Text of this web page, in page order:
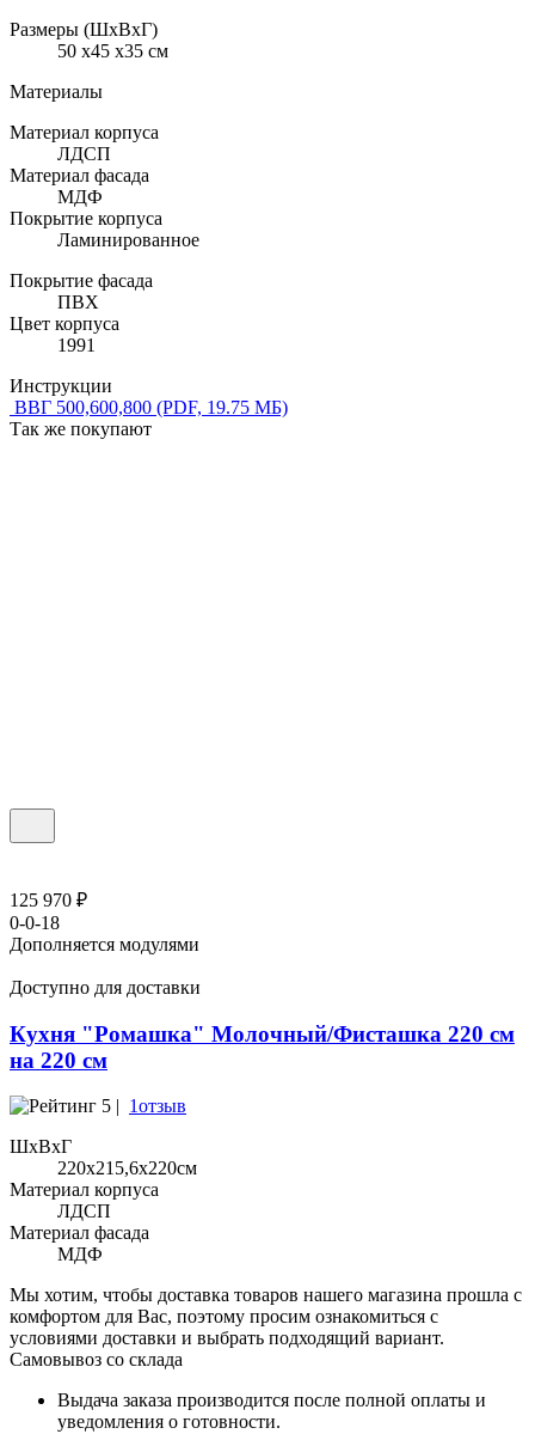
Размеры (ШхВхГ)
50 x45 x35 см
Материалы
Материал корпуса
ЛДСП
Материал фасада
МДФ
Покрытие корпуса
Ламинированное
Покрытие фасада
ПВХ
Цвет корпуса
1991
Инструкции
ВВГ 500,600,800 (PDF, 19.75 МБ)
Так же покупают
125 970 ₽
0-0-18
Дополняется модулями
Доступно для доставки
Кухня "Ромашка" Молочный/Фисташка 220 см
на 220 см
5 | 1отзыв
ШхВхГ
220x215,6х220см
Материал корпуса
ЛДСП
Материал фасада
МДФ
Мы хотим, чтобы доставка товаров нашего магазина прошла с
комфортом для Вас, поэтому просим ознакомиться с
условиями доставки и выбрать подходящий вариант.
Самовывоз со склада
Выдача заказа производится после полной оплаты и
уведомления о готовности.